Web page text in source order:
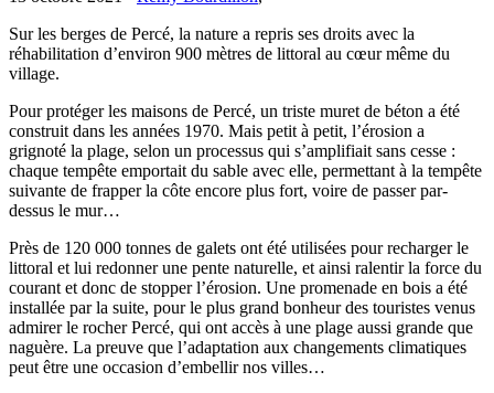
Sur les berges de Percé, la nature a repris ses droits avec la
réhabilitation d’environ 900 mètres de littoral au cœur même du
village.
Pour protéger les maisons de Percé, un triste muret de béton a été
construit dans les années 1970. Mais petit à petit, l’érosion a
grignoté la plage, selon un processus qui s’amplifiait sans cesse :
chaque tempête emportait du sable avec elle, permettant à la tempête
suivante de frapper la côte encore plus fort, voire de passer par-
dessus le mur…
Près de 120 000 tonnes de galets ont été utilisées pour recharger le
littoral et lui redonner une pente naturelle, et ainsi ralentir la force du
courant et donc de stopper l’érosion. Une promenade en bois a été
installée par la suite, pour le plus grand bonheur des touristes venus
admirer le rocher Percé, qui ont accès à une plage aussi grande que
naguère. La preuve que l’adaptation aux changements climatiques
peut être une occasion d’embellir nos villes…